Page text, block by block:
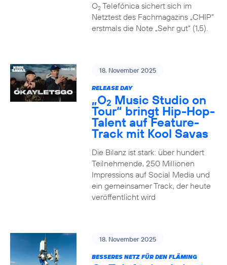
O2Telefónica sichert sich im
Netztest des Fachmagazins „CHIP”
erstmals die Note „Sehr gut“ (1,5).
18. November 2025
RELEASE DAY
„O2 Music Studio on
Tour“ bringt Hip-Hop-
Talent auf Feature-
Track mit Kool Savas
Die Bilanz ist stark: über hundert
Teilnehmende, 250 Millionen
Impressions auf Social Media und
ein gemeinsamer Track, der heute
veröffentlicht wird
18. November 2025
BESSERES NETZ FÜR DEN FLÄMING